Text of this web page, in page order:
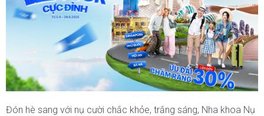
Đón hè sang với nụ cười chắc khỏe, trắng sáng, Nha khoa Nụ